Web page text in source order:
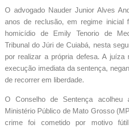
O advogado Nauder Junior Alves
anos de reclusão, em regime inicial
homicídio de Emily Tenorio de
Tribunal do Júri de Cuiabá, nesta
por realizar a própria defesa. A juíza
execução imediata da sentença,
de recorrer em liberdade.
O Conselho de Sentença acolheu
Ministério Público de Mato Grosso
crime foi cometido por motivo